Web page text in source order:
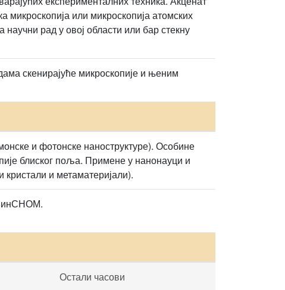
микроскопија или микроскопија атомских
рад у овој области или бар стекну
скенирајуће микроскопије и њеним
и фотонске наноструктуре). Особине
блиског поља. Примене у нанонауци и
и метаматеријали).
Остали часови